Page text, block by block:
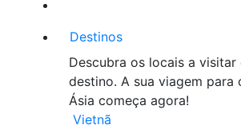
Destinos
Descubra os locais a visitar
destino. A sua viagem para
Ásia começa agora!
Vietnã